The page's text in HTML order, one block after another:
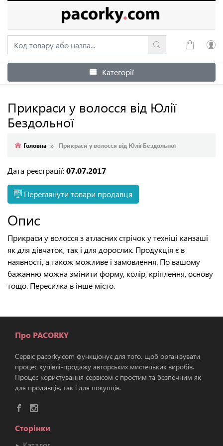
Увійти
Категорії
Прикраси у волосся від Юлії
Бездольної
Головна Прикраси у волосся від Юлії Бездольної
Дата реєстрації:07.07.2017
Переглянути товари продавця
Опис
Прикраси у волосся з атласних стрічок у техніці канзаші
як для дівчаток, так і для дорослих. Продукція є в
наявності, а також можливе і замовлення. По вашому
бажанню можна змінити форму, колір, кріплення, основу
тощо. Пересилка в інше місто.
Про PACORKY
Сервіс pacorky.com функціонує для того, щоб організувати
процес купівлі-продажу авторських мистецьких виробів.
Процес користування сервісом є простим та безпечним як
для продавців, так і для покупців.
Сторінки